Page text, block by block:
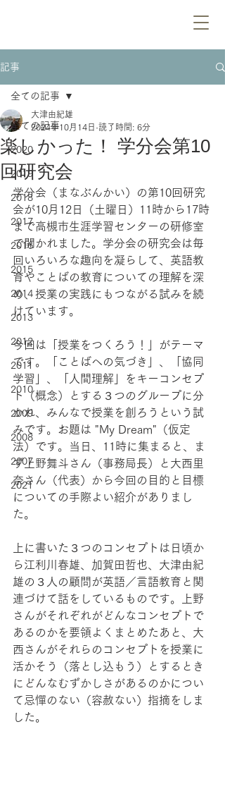
記事
全ての記事
2020
2019
2018
2017
2016
2015
2014
2013
2012
2011
2010
2009
2008
2007
2021
全ての記事
楽しかった！ 学分会第10
回研究会
大津由紀雄
2024年10月14日 読了時間: 6分
学分会（まなぶんかい）の第10回研究
会が10月12日（土曜日）11時から17時
まで高槻市生涯学習センターの研修室
で開かれました。学分会の研究会は毎
回いろいろな趣向を凝らして、英語教
育やことばの教育についての理解を深
め、授業の実践にもつながる試みを続
けています。
今回は「授業をつくろう！」がテーマ
です。「ことばへの気づき」、「協同
学習」、「人間理解」をキーコンセプ
ト（概念）とする３つのグループに分
かれ、みんなで授業を創ろうという試
みです。お題は "My Dream"（仮定
法）です。当日、11時に集まると、ま
ず上野舞斗さん（事務局長）と大西里
奈さん（代表）から今回の目的と目標
についての手際よい紹介がありまし
た。
上に書いた３つのコンセプトは日頃か
ら江利川春雄、加賀田哲也、大津由紀
雄の３人の顧問が英語／言語教育と関
連づけて話をしているものです。上野
さんがそれぞれがどんなコンセプトで
あるのかを要領よくまとめたあと、大
西さんがそれらのコンセプトを授業に
活かそう（落とし込もう）とするとき
にどんなむずかしさがあるのかについ
て忌憚のない（容赦ない）指摘をしま
した。